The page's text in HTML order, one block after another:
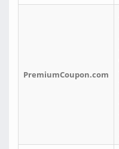
PremiumCoupon.com